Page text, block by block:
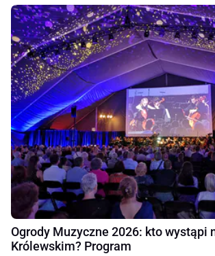
Ogrody Muzyczne 2026: kto wystąpi
Królewskim? Program